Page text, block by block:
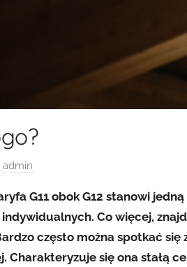
admin
G11 obok G12 stanowi
Co więcej,
często można spotkać
Charakteryzuje się ona stałą